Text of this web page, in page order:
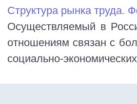
Структура рынка труда.
Осуществляемый в
отношениям связан с
социально-